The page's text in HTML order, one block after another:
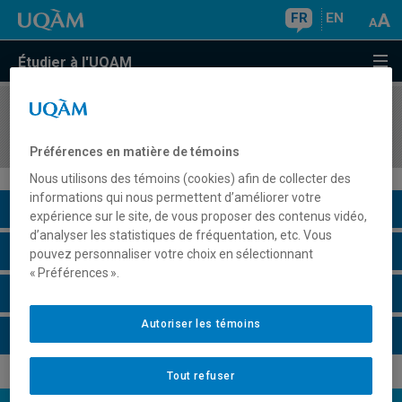
FR EN
Étudier à l'UQAM
COURS//
Description du cours
Horaire - Été 2026
Préférences en matière de témoins
Nous utilisons des témoins (cookies) afin de collecter des
informations qui nous permettent d’améliorer votre
expérience sur le site, de vous proposer des contenus vidéo,
d’analyser les statistiques de fréquentation, etc. Vous
pouvez personnaliser votre choix en sélectionnant
« Préférences ».
Tout refuser
Autoriser les témoins